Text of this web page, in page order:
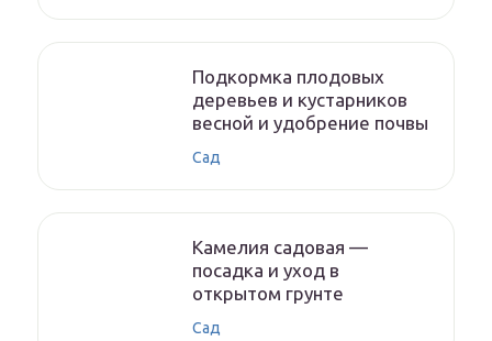
Подкормка плодовых
деревьев и кустарников
весной и удобрение почвы
Сад
Камелия садовая —
посадка и уход в
открытом грунте
Сад